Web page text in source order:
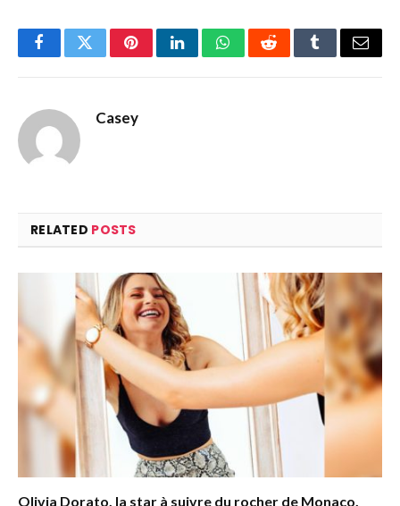
FacebookTwitterPinterestLinkedInWhatsAppRedditTumblrEmail
Casey
RELATED POSTS
Olivia Dorato, la star à suivre du rocher de Monaco,